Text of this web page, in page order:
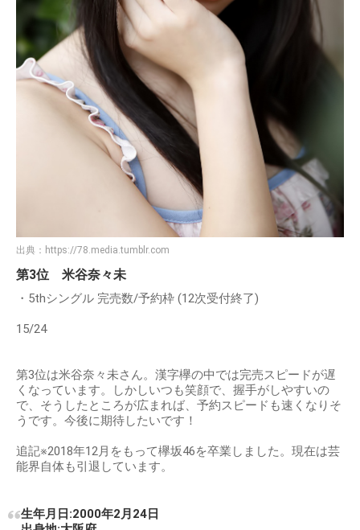
出典： https://78.media.tumblr.com
第3位 米谷奈々未
・5thシングル 完売数/予約枠 (12次受付終了)
15/24
第3位は米谷奈々未さん。漢字欅の中では完売スピードが遅
くなっています。しかしいつも笑顔で、握手がしやすいの
で、そうしたところが広まれば、予約スピードも速くなりそ
うです。今後に期待したいです！
追記※2018年12月をもって欅坂46を卒業しました。現在は芸
能界自体も引退しています。
生年月日:2000年2月24日